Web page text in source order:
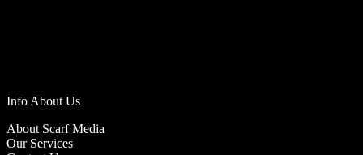
Info About Us
About Scarf Media
Our Services